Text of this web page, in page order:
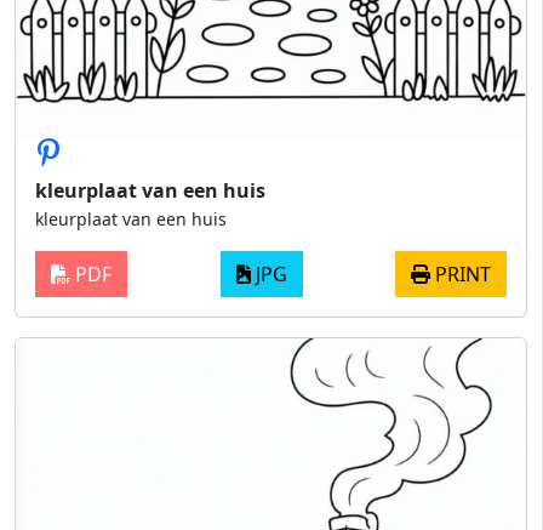
kleurplaat van een huis
kleurplaat van een huis
PDF JPG PRINT